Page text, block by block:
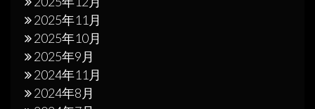
2025年11月
2025年10月
2025年9月
2024年11月
2024年8月